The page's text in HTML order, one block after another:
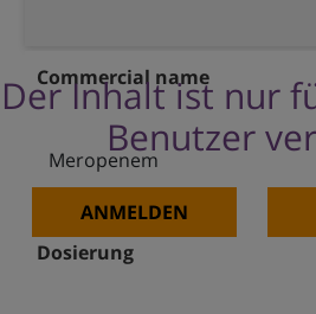
Der Inhalt ist nur
Benutzer
ANMELDEN
Commercial name
Meropenem
Dosierung